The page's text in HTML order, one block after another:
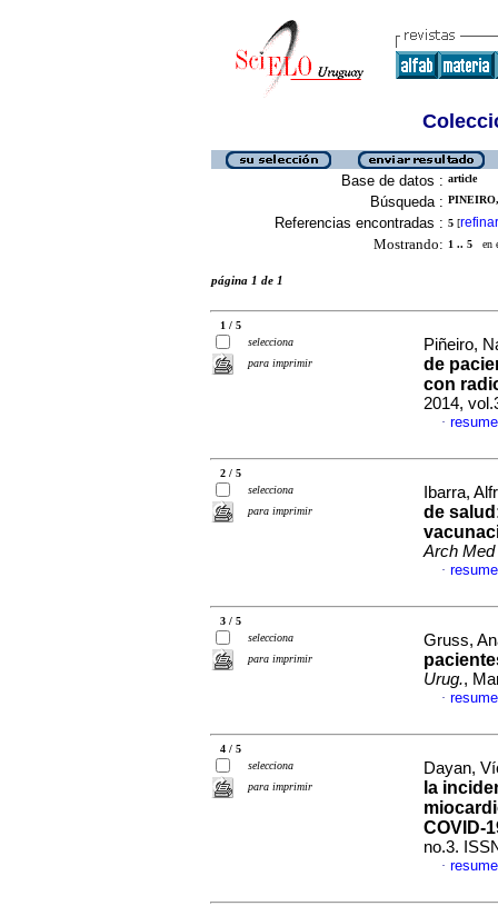
Base de datos : article
Búsqueda :
Referencias encontradas : 5 [refinar
Mostrando: 1 .. 5 en
página 1 de 1
1 / 5
selecciona
para imprimir
Piñeiro,
de
con
2014,
·
2 / 5
selecciona
para imprimir
Ibarra,
de salud
Arch Med
·
3 / 5
selecciona
para imprimir
Gruss,
Urug.,
·
4 / 5
selecciona
para imprimir
Dayan,
la
COVID-
no.3.
·